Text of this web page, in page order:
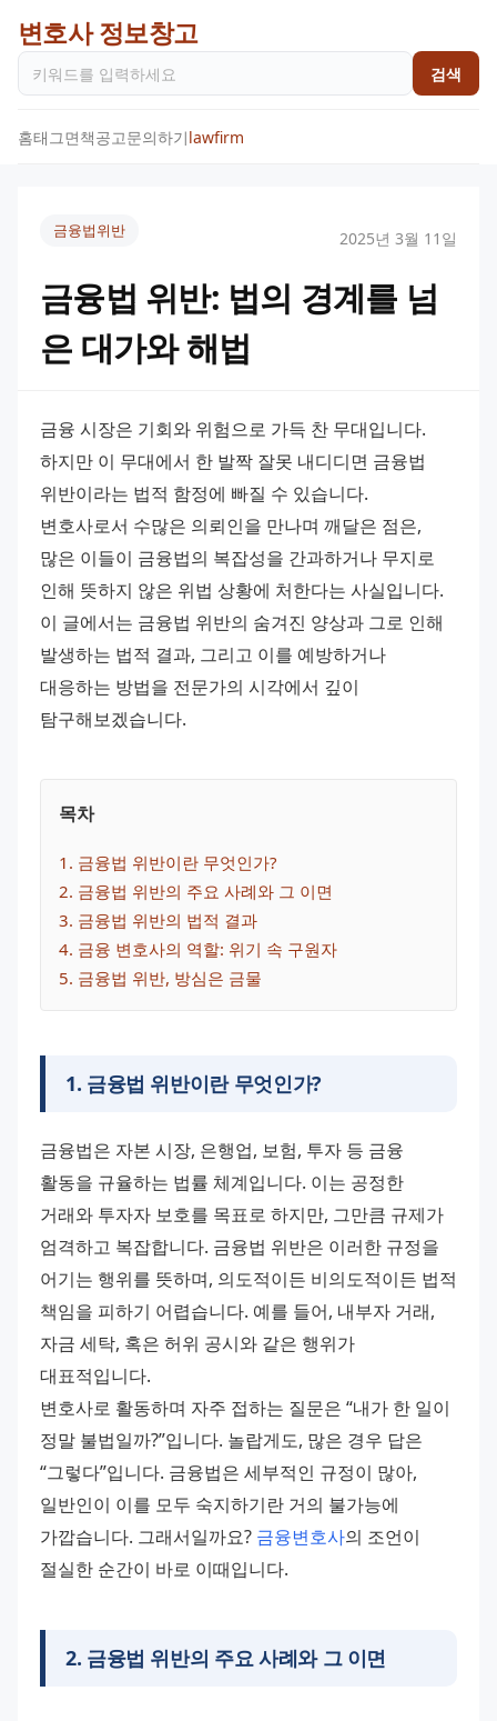
변호사 정보창고
검색
홈태그면책공고문의하기lawfirm
금융법위반 2025년 3월 11일
금융법 위반: 법의 경계를 넘
은 대가와 해법
금융 시장은 기회와 위험으로 가득 찬 무대입니다.
하지만 이 무대에서 한 발짝 잘못 내디디면 금융법
위반이라는 법적 함정에 빠질 수 있습니다.
변호사로서 수많은 의뢰인을 만나며 깨달은 점은,
많은 이들이 금융법의 복잡성을 간과하거나 무지로
인해 뜻하지 않은 위법 상황에 처한다는 사실입니다.
이 글에서는 금융법 위반의 숨겨진 양상과 그로 인해
발생하는 법적 결과, 그리고 이를 예방하거나
대응하는 방법을 전문가의 시각에서 깊이
탐구해보겠습니다.
목차
1 . 금융법 위반이란 무엇인가?
2. 금융법 위반의 주요 사례와 그 이면
3. 금융법 위반의 법적 결과
4. 금융 변호사의 역할: 위기 속 구원자
5. 금융법 위반, 방심은 금물
1. 금융법 위반이란 무엇인가?
금융법은 자본 시장, 은행업, 보험, 투자 등 금융
활동을 규율하는 법률 체계입니다. 이는 공정한
거래와 투자자 보호를 목표로 하지만, 그만큼 규제가
엄격하고 복잡합니다. 금융법 위반은 이러한 규정을
어기는 행위를 뜻하며, 의도적이든 비의도적이든 법적
책임을 피하기 어렵습니다. 예를 들어, 내부자 거래,
자금 세탁, 혹은 허위 공시와 같은 행위가
대표적입니다.
변호사로 활동하며 자주 접하는 질문은 “내가 한 일이
정말 불법일까?”입니다. 놀랍게도, 많은 경우 답은
“그렇다”입니다. 금융법은 세부적인 규정이 많아,
일반인이 이를 모두 숙지하기란 거의 불가능에
가깝습니다. 그래서일까요? 금융변호사의 조언이
절실한 순간이 바로 이때입니다.
2. 금융법 위반의 주요 사례와 그 이면